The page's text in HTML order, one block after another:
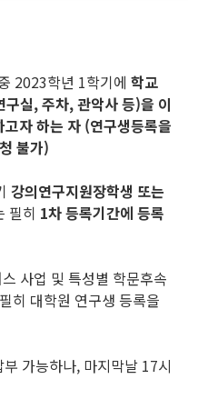
2023학년 1학기에학교
실, 주차, 관악사 등)을 이
자 하는 자 (연구생등록을
불가)
강의연구지원장학생 또는
필히 1차 등록기간에 등록
사업 및 특성별 학문후속
히 대학원 연구생 등록을
가능하나, 마지막날 17시